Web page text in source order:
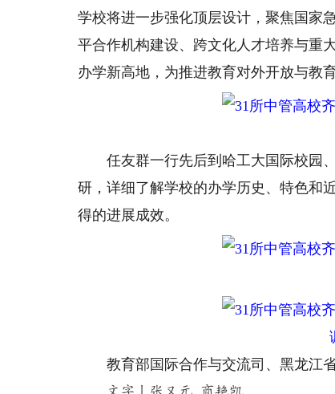
学校将进一步强化顶层设计，聚焦国家
平合作机构建设、跨文化人才培养与重
办学新高地，为推进教育对外开放与教
任友群一行先后到哈工大国际校园、
研，详细了解学校的办学历史、特色和
得的进展成效。
教育部国际合作与交流司、黑龙江省